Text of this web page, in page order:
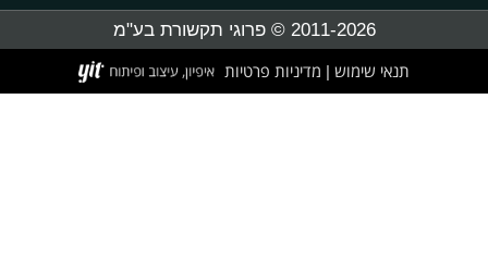
2011-2026 © פרוגי תקשורת בע"מ
תנאי שימוש מדיניות פרטיות